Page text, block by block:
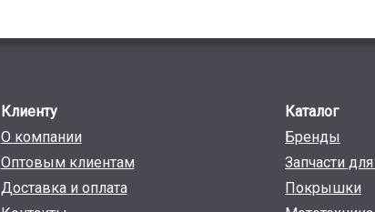
Клиенту
О компании
Оптовым клиентам
Доставка и оплата
Каталог
Бренды
Запчасти
Покрышки